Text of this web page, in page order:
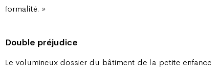
formalité. »
Double préjudice
Le volumineux dossier du bâtiment de la petite enfance